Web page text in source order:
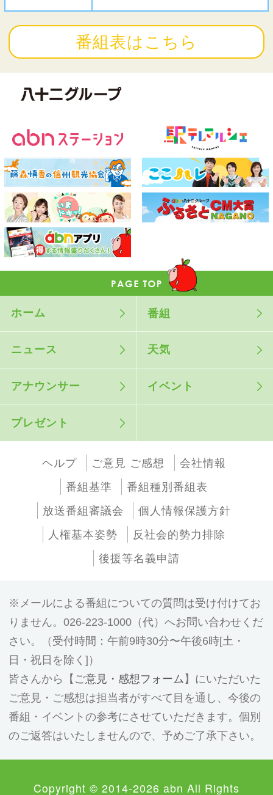
番組表はこちら
ホーム 番組
ニュース 天気
アナウンサー イベント
プレゼント
ヘルプ ご意見 ご感想
会社情報
番組基準
番組種別番組表
放送番組審議会
個人情報保護方針
人権基本姿勢
反社会的勢力排除
後援等名義申請
メールによる番組についての質問は受け付けてお
りません。026-223-1000（代）へお問い合わせくだ
さい。（受付時間：午前9時30分〜午後6時[土・
日・祝日を除く]）
皆さんから【 ご意見・感想フォーム 】にいただいた
ご意見・ご感想は担当者がすべて目を通し、今後の
番組・イベントの参考にさせていただきます。個別
のご返答はいたしませんので、予めご了承下さい。
Copyright © 2014-2026 abn All Rights